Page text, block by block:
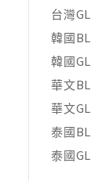
台灣GL
韓國BL
韓國GL
華文BL
華文GL
泰國BL
泰國GL